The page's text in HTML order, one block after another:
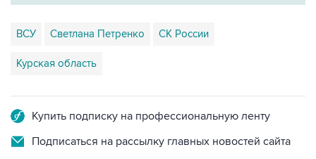
ВСУ Светлана Петренко СК России
Курская область
Купить подписку на профессиональную ленту
Подписаться на рассылку главных новостей сайта